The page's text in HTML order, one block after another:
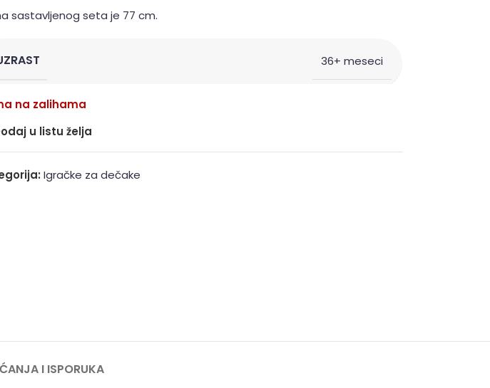
sastavljenog seta je 77 cm.
36+ meseci
na zalihama
u listu želja
Igračke za dečake
I ISPORUKA